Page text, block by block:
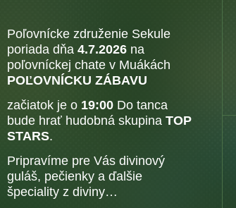
Poľovnícke združenie Sekule
poriada dňa 4.7.2026 na
poľovníckej chate v Muákách
POĽOVNÍCKU ZÁBAVU
začiatok je o 19:00 Do tanca
bude hrať hudobná skupina TOP
STARS.
Pripravíme pre Vás divinový
guláš, pečienky a ďalšie
špeciality z diviny…